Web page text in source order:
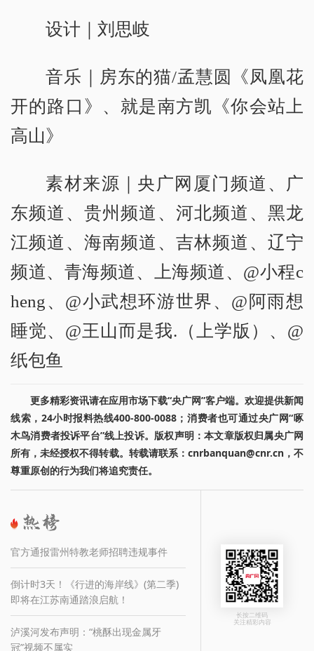
设计｜刘思岐
音乐｜房东的猫/孟慧圆《凤凰花
开的路口》、就是南方凯《你会站上
高山》
素材来源｜央广网厦门频道、广
东频道、贵州频道、河北频道、黑龙
江频道、海南频道、吉林频道、辽宁
频道、青海频道、上海频道、@小程c
heng、@小武想环游世界、@阿雨想
睡觉、@王山而是我.（上学版）、@
纸包鱼
更多精彩资讯请在应用市场下载“央广网”客户端。欢迎提供新闻
线索，24小时报料热线400-800-0088；消费者也可通过央广网“啄
木鸟消费者投诉平台”线上投诉。版权声明：本文章版权归属央广网
所有，未经授权不得转载。转载请联系：cnrbanquan@cnr.cn，不
尊重原创的行为我们将追究责任。
官方通报雷州特教老师招聘违规事件
倒计时3天！《行进的海岸线》(第二季)
即将在江苏南通踏浪启航！
泸溪河发布声明：“桃酥出现金属牙
冠”视频不属实
长按二维码
关注精彩内容